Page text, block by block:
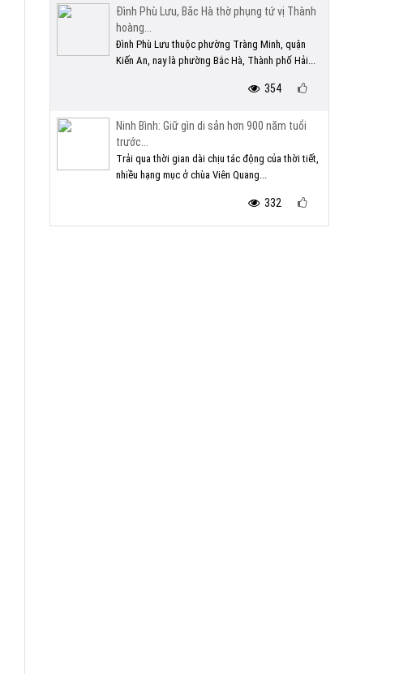
Đình Phù Lưu, Bắc Hà thờ phụng tứ vị Thành
hoàng...
Đình Phù Lưu thuộc phường Tràng Minh, quận
Kiến An, nay là phường Bắc Hà, Thành phố Hải...
354
Ninh Bình: Giữ gìn di sản hơn 900 năm tuổi
trước...
Trải qua thời gian dài chịu tác động của thời tiết,
nhiều hạng mục ở chùa Viên Quang...
332